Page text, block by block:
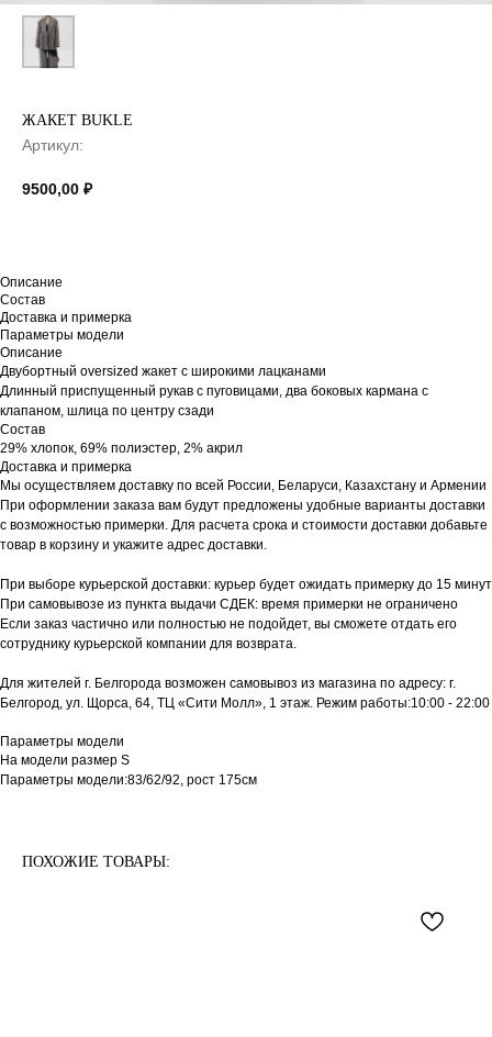
ЖАКЕТ BUKLE
Артикул:
9500,00 ₽
Описание
Состав
Доставка и примерка
Параметры модели
Описание
Двубортный oversized жакет с широкими лацканами
Длинный приспущенный рукав с пуговицами, два боковых кармана с
клапаном, шлица по центру сзади
Состав
29% хлопок, 69% полиэстер, 2% акрил
Доставка и примерка
Мы осуществляем доставку по всей России, Беларуси, Казахстану и Армении
При оформлении заказа вам будут предложены удобные варианты доставки
с возможностью примерки. Для расчета срока и стоимости доставки добавьте
товар в корзину и укажите адрес доставки.
При выборе курьерской доставки: курьер будет ожидать примерку до 15 минут
При самовывозе из пункта выдачи СДЕК: время примерки не ограничено
Если заказ частично или полностью не подойдет, вы сможете отдать его
сотруднику курьерской компании для возврата.
Для жителей г. Белгорода возможен самовывоз из магазина по адресу: г.
Белгород, ул. Щорса, 64, ТЦ «Сити Молл», 1 этаж. Режим работы:10:00 - 22:00
Параметры модели
На модели размер S
Параметры модели:83/62/92, рост 175см
ПОХОЖИЕ ТОВАРЫ: